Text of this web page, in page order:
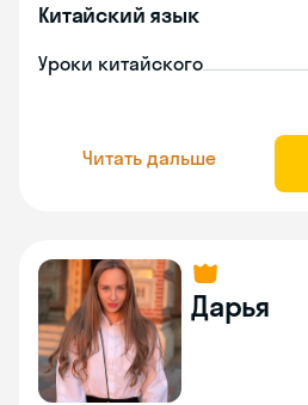
Китайский язык
Уроки китайского
Читать дальше
Дарья